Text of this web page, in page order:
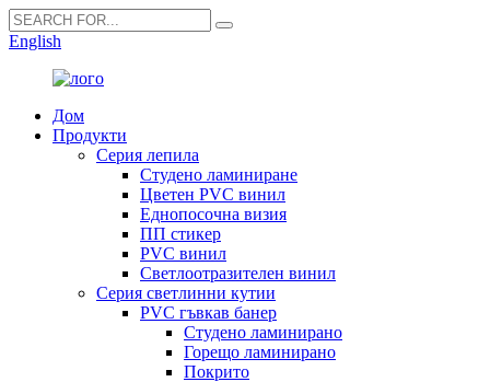
English
Дом
Продукти
Серия лепила
Студено ламиниране
Цветен PVC винил
Еднопосочна визия
ПП стикер
PVC винил
Светлоотразителен винил
Серия светлинни кутии
PVC гъвкав банер
Студено ламинирано
Горещо ламинирано
Покрито